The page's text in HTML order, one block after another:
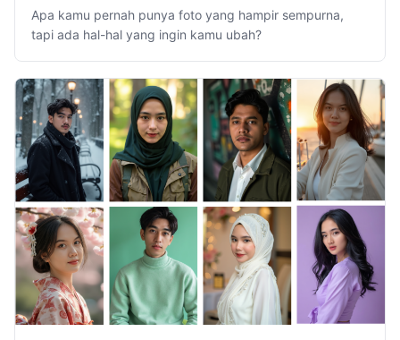
Apa kamu pernah punya foto yang hampir sempurna,
tapi ada hal-hal yang ingin kamu ubah?